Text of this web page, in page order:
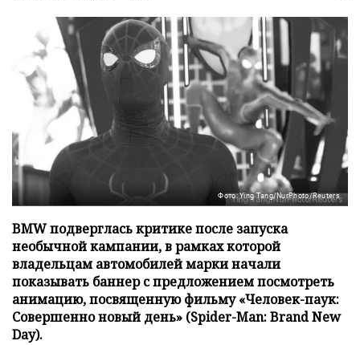
Фото: Ying Tang/NurPhoto/Reuters
BMW подверглась критике после запуска
необычной кампании, в рамках которой
владельцам автомобилей марки начали
показывать баннер с предложением посмотреть
анимацию, посвященную фильму «Человек-паук:
Совершенно новый день» (Spider-Man: Brand New
Day).